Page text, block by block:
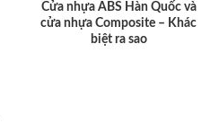
Cửa nhựa ABS Hàn Quốc và
cửa nhựa Composite – Khác
biệt ra sao